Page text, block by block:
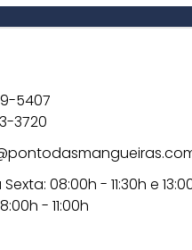
5407
3720
08:00h - 11:30h e
- 11:00h